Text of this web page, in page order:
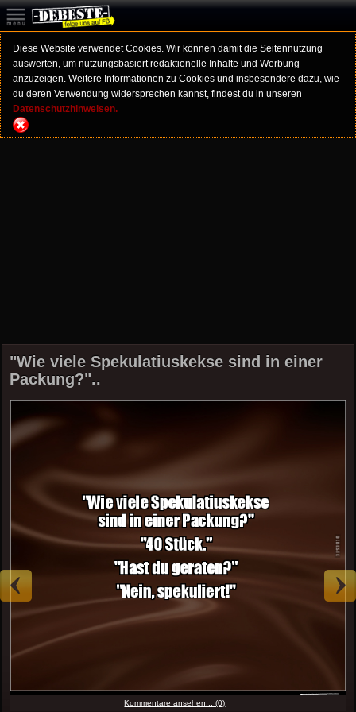
Diese Website verwendet Cookies. Wir können damit die Seitennutzung
auswerten, um nutzungsbasiert redaktionelle Inhalte und Werbung
anzuzeigen. Weitere Informationen zu Cookies und insbesondere dazu, wie
du deren Verwendung widersprechen kannst, findest du in unseren
Datenschutzhinweisen.
"Wie viele Spekulatiuskekse sind in einer
Packung?"..
Kommentare ansehen... (0)